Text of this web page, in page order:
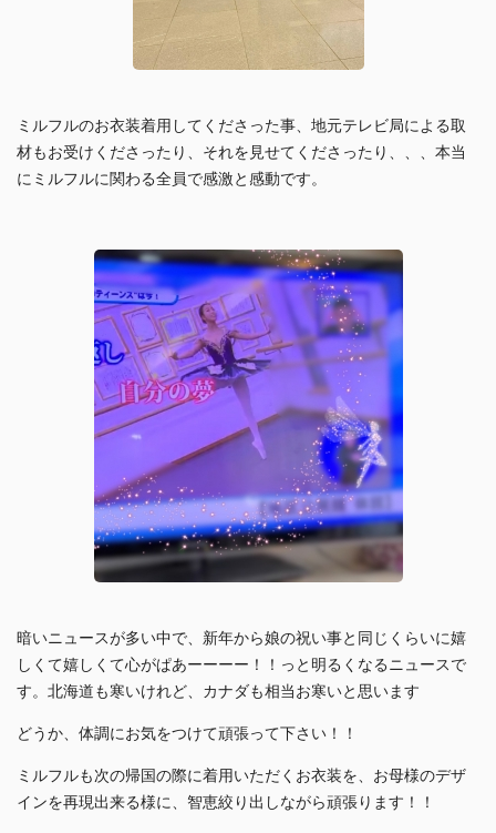
ミルフルのお衣装着用してくださった事、地元テレビ局による取
材もお受けくださったり、それを見せてくださったり、、、本当
にミルフルに関わる全員で感激と感動です。
暗いニュースが多い中で、新年から娘の祝い事と同じくらいに嬉
しくて嬉しくて心がぱあーーーー！！っと明るくなるニュースで
す。北海道も寒いけれど、カナダも相当お寒いと思います
どうか、体調にお気をつけて頑張って下さい！！
ミルフルも次の帰国の際に着用いただくお衣装を、お母様のデザ
インを再現出来る様に、智恵絞り出しながら頑張ります！！